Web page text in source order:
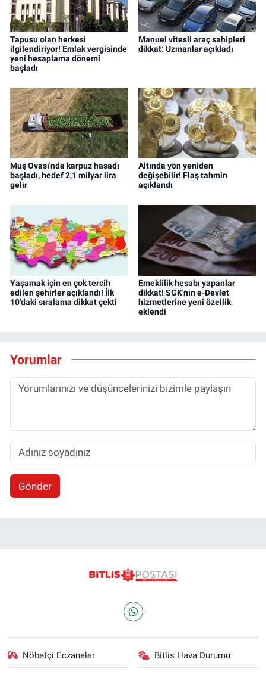
Tapusu olan herkesi
ilgilendiriyor! Emlak vergisinde
yeni hesaplama dönemi
başladı
Manuel vitesli araç sahipleri
dikkat: Uzmanlar açıkladı
Muş Ovası'nda karpuz hasadı
başladı, hedef 2,1 milyar lira
gelir
Altında yön yeniden
değişebilir! Flaş tahmin
açıklandı
Yaşamak için en çok tercih
edilen şehirler açıklandı! İlk
10'daki sıralama dikkat çekti
Emeklilik hesabı yapanlar
dikkat! SGK'nın e-Devlet
hizmetlerine yeni özellik
eklendi
Yorumlar
Gönder
Nöbetçi Eczaneler Bitlis Hava Durumu